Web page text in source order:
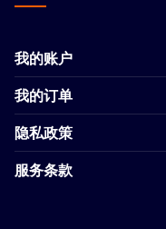
我的账户
我的订单
隐私政策
服务条款